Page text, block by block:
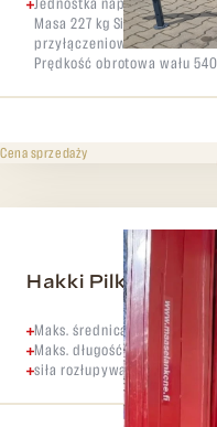
Jednostka napędowa do
Masa 227 kg Silnik
przyłączeniowe 32A
Prędkość obrotowa wału
Cena sprzedaży
Hakki Pilke 30
Maks. średnica kłody 3O cm
Maks. długość kłody 50 cm,
siła rozłupywania 6 t